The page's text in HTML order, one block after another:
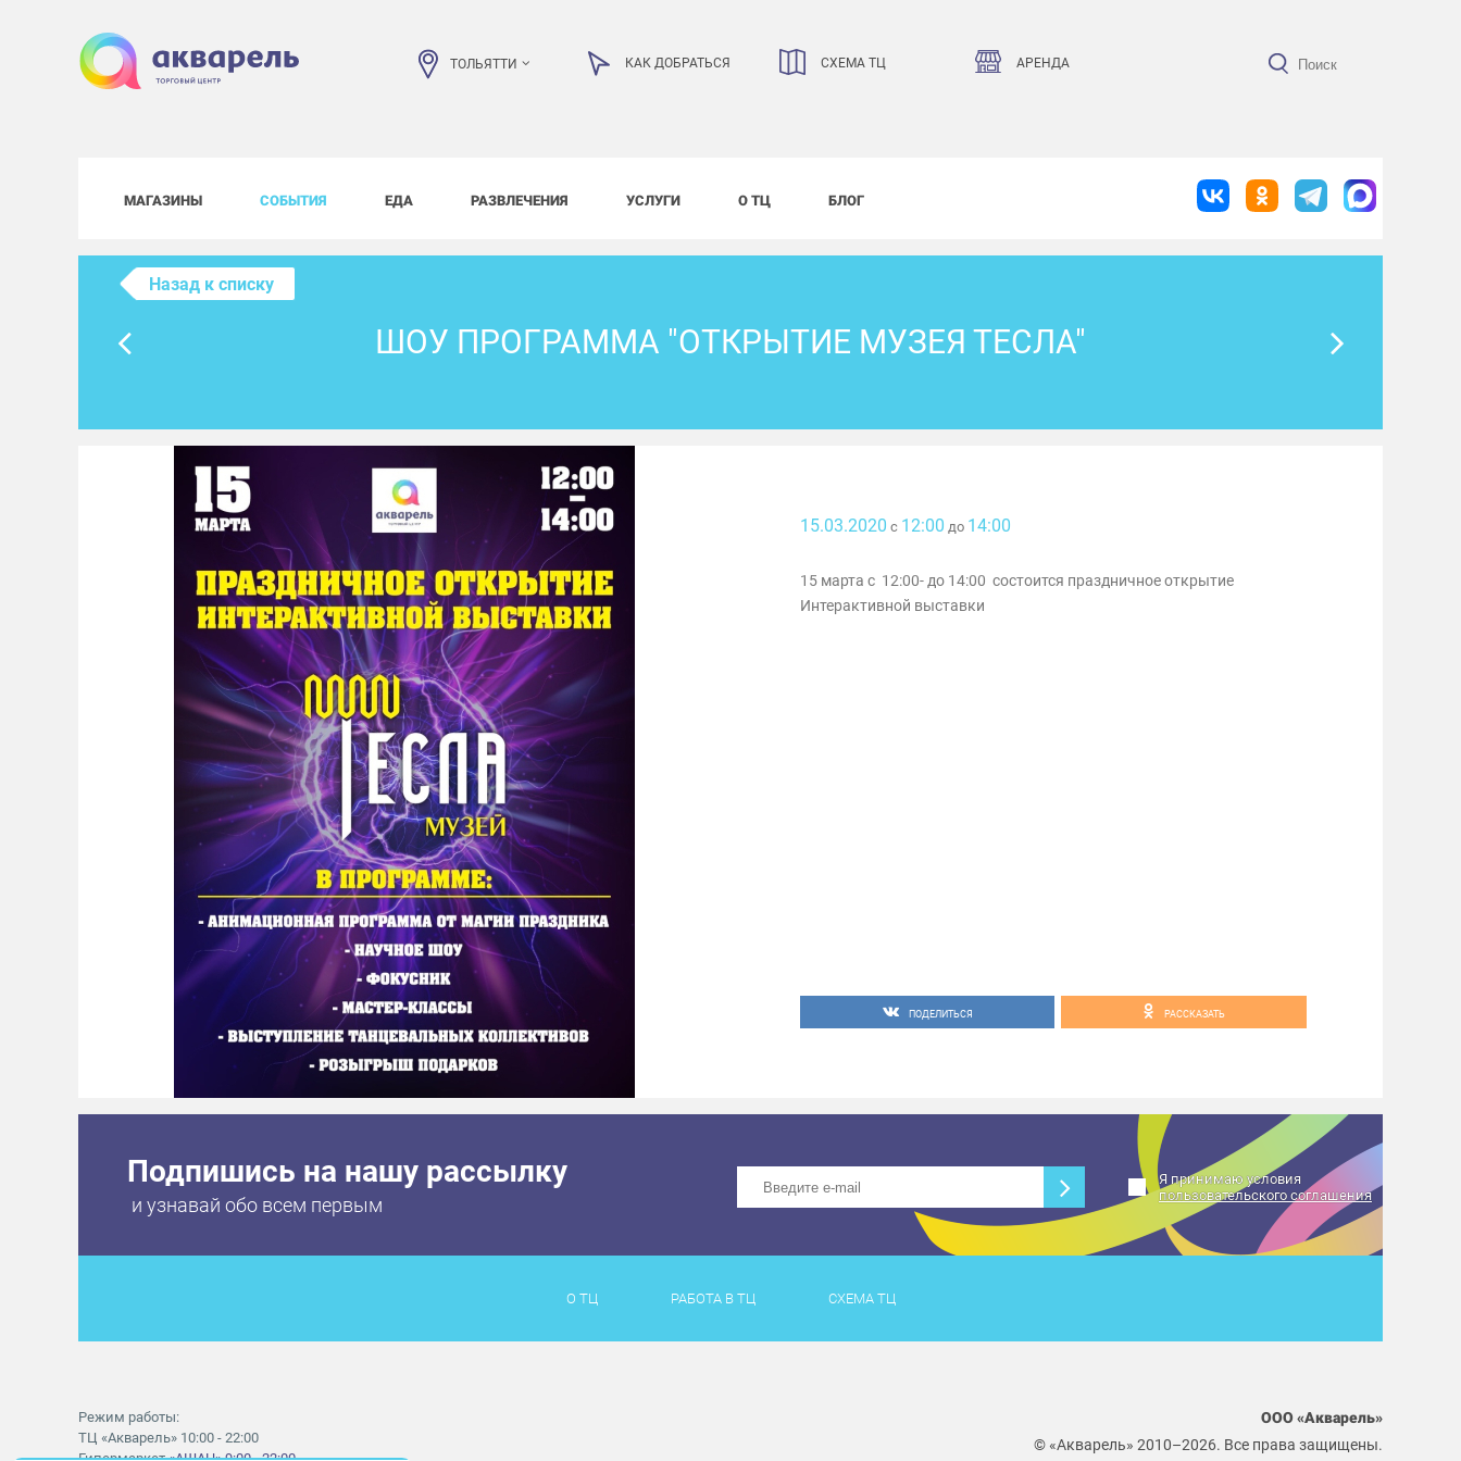
ТОЛЬЯТТИ КАК ДОБРАТЬСЯ СХЕМА ТЦ АРЕНДА
МАГАЗИНЫ СОБЫТИЯ ЕДА РАЗВЛЕЧЕНИЯ УСЛУГИ О ТЦ БЛОГ
Назад к списку
ШОУ ПРОГРАММА "ОТКРЫТИЕ МУЗЕЯ ТЕСЛА"
15.03.2020 с 12:00 до 14:00
15 марта с 12:00- до 14:00 состоится праздничное открытие
Интерактивной выставки
ПОДЕЛИТЬСЯ РАССКАЗАТЬ
Подпишись на нашу рассылку
и узнавай обо всем первым
Я принимаю условия
пользовательского соглашения
О ТЦ РАБОТА В ТЦ СХЕМА ТЦ
Режим работы:
ТЦ «Акварель» 10:00 - 22:00
ООО «Акварель»
© «Акварель» 2010–2026. Все права защищены.